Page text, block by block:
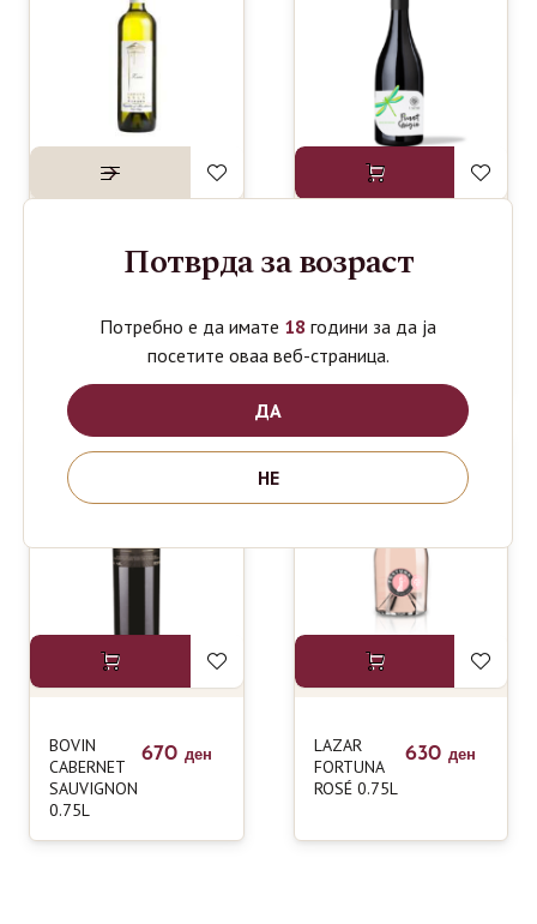
490ден
LAZAR
PINOT
SPECIAL
EDITION
0.75L
630
BOVIN
CABERNET
SAUVIGNON
0.75L
670 ден
LAZAR
FORTUNA
ROSÉ 0.75L
630 ден
Потврда за возраст
Потребно е да имате 18 години за да ја
посетите оваа веб-страница.
ДА
НЕ